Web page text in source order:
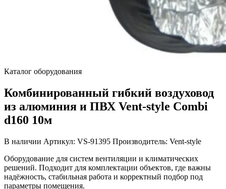
Каталог оборудования
Комбинированный гибкий воздуховод
из алюминия и ПВХ Vent-style Combi
d160 10м
В наличии Артикул: VS-91395 Производитель: Vent-style
Оборудование для систем вентиляции и климатических
решений. Подходит для комплектации объектов, где важны
надёжность, стабильная работа и корректный подбор под
параметры помещения.